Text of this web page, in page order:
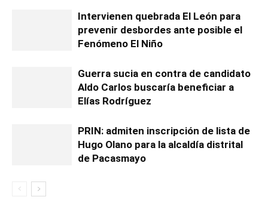
Intervienen quebrada El León para
prevenir desbordes ante posible el
Fenómeno El Niño
Guerra sucia en contra de candidato
Aldo Carlos buscaría beneficiar a
Elías Rodríguez
PRIN: admiten inscripción de lista de
Hugo Olano para la alcaldía distrital
de Pacasmayo